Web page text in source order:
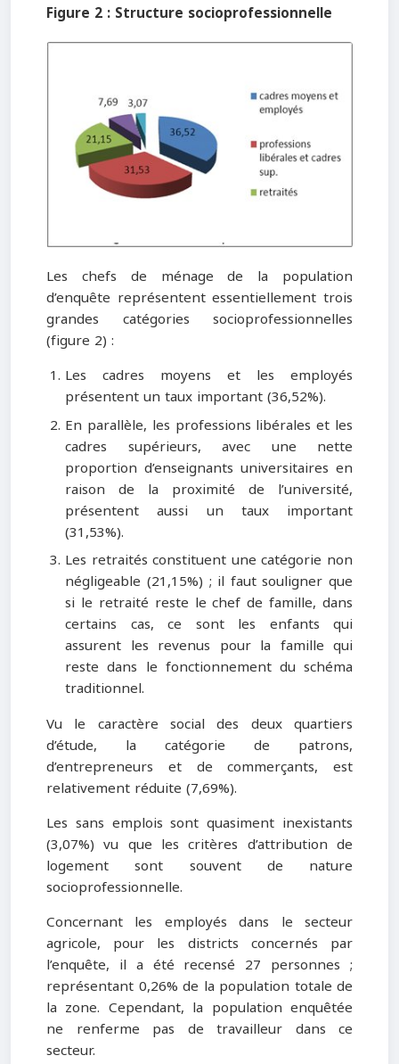
Figure 2 : Structure socioprofessionnelle
Les chefs de ménage de la population
d’enquête représentent essentiellement trois
grandes catégories socioprofessionnelles
(figure 2) :
Les cadres moyens et les employés
présentent un taux important (36,52%).
En parallèle, les professions libérales et les
cadres supérieurs, avec une nette
proportion d’enseignants universitaires en
raison de la proximité de l’université,
présentent aussi un taux important
(31,53%).
Les retraités constituent une catégorie non
négligeable (21,15%) ; il faut souligner que
si le retraité reste le chef de famille, dans
certains cas, ce sont les enfants qui
assurent les revenus pour la famille qui
reste dans le fonctionnement du schéma
traditionnel.
Vu le caractère social des deux quartiers
d’étude, la catégorie de patrons,
d’entrepreneurs et de commerçants, est
relativement réduite (7,69%).
Les sans emplois sont quasiment inexistants
(3,07%) vu que les critères d’attribution de
logement sont souvent de nature
socioprofessionnelle.
Concernant les employés dans le secteur
agricole, pour les districts concernés par
l’enquête, il a été recensé 27 personnes ;
représentant 0,26% de la population totale de
la zone. Cependant, la population enquêtée
ne renferme pas de travailleur dans ce
secteur.